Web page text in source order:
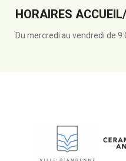
HORAIRES
Du mercredi au vendredi de